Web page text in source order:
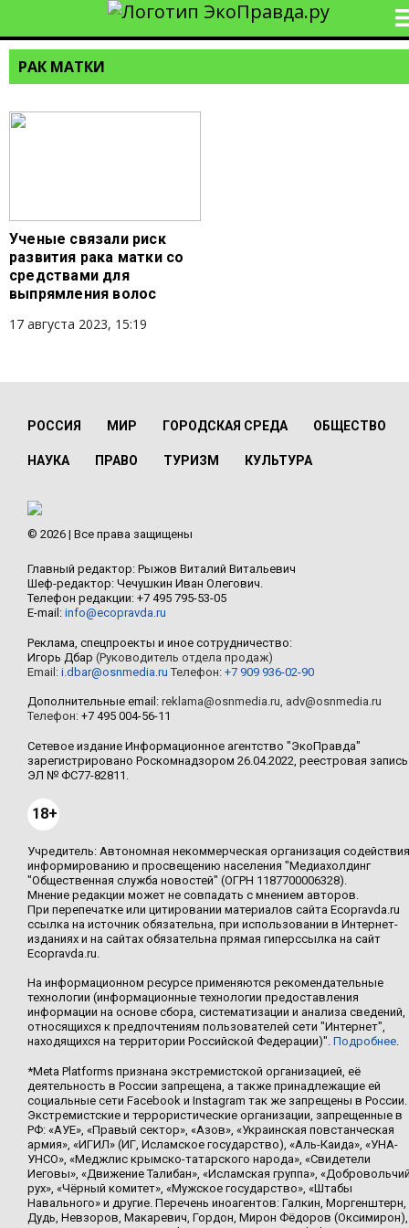
РАК МАТКИ
Ученые связали риск
развития рака матки со
средствами для
выпрямления волос
17 августа 2023, 15:19
РОССИЯ МИР ГОРОДСКАЯ СРЕДА ОБЩЕСТВО
НАУКА ПРАВО ТУРИЗМ КУЛЬТУРА
© 2026 | Все права защищены
Главный редактор: Рыжов Виталий Витальевич
Шеф-редактор: Чечушкин Иван Олегович.
Телефон редакции: +7 495 795-53-05
E-mail: info@ecopravda.ru
Реклама, спецпроекты и иное сотрудничество:
Игорь Дбар (Руководитель отдела продаж)
Email: i.dbar@osnmedia.ru Телефон: +7 909 936-02-90
Дополнительные email: reklama@osnmedia.ru, adv@osnmedia.ru
Телефон: +7 495 004-56-11
Сетевое издание Информационное агентство "ЭкоПравда"
зарегистрировано Роскомнадзором 26.04.2022, реестровая запись
ЭЛ № ФС77-82811.
18+
Учредитель: Автономная некоммерческая организация содействия
информированию и просвещению населения "Медиахолдинг
"Общественная служба новостей" (ОГРН 1187700006328).
Мнение редакции может не совпадать с мнением авторов.
При перепечатке или цитировании материалов сайта Ecopravda.ru
ссылка на источник обязательна, при использовании в Интернет-
изданиях и на сайтах обязательна прямая гиперссылка на сайт
Ecopravda.ru.
На информационном ресурсе применяются рекомендательные
технологии (информационные технологии предоставления
информации на основе сбора, систематизации и анализа сведений,
относящихся к предпочтениям пользователей сети "Интернет",
находящихся на территории Российской Федерации)". Подробнее.
*Meta Platforms признана экстремистской организацией, её
деятельность в России запрещена, а также принадлежащие ей
социальные сети Facebook и Instagram так же запрещены в России.
Экстремистские и террористические организации, запрещенные в
РФ: «АУЕ», «Правый сектор», «Азов», «Украинская повстанческая
армия», «ИГИЛ» (ИГ, Исламское государство), «Аль-Каида», «УНА-
УНСО», «Меджлис крымско-татарского народа», «Свидетели
Иеговы», «Движение Талибан», «Исламская группа»,
рух», «Чёрный комитет», «Мужское государство», «Штабы
Навального» и другие. Перечень иноагентов: Галкин, Моргенштерн,
Дудь, Невзоров, Макаревич, Гордон, Мирон Фёдоров (Оксимирон),